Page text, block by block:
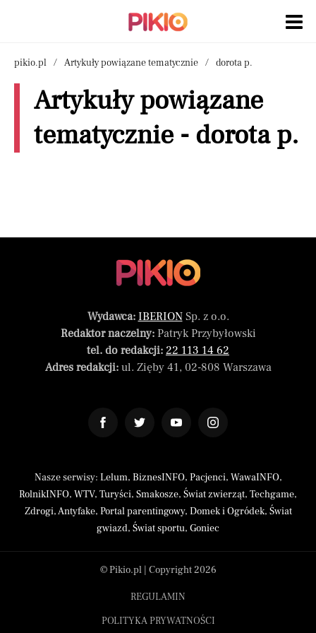
pikio.pl Artykuły powiązane tematycznie dorota p.
Artykuły powiązane
tematycznie - dorota p.
Wydawca: IBERIONSp. z o.o.
Redaktor naczelny:Patryk Przybyłowski
tel. do redakcji: 22 113 14 62
Adres redakcji:ul. Zięby 41, 02-808 Warszawa
Nasze serwisy: Lelum, BiznesINFO, Pacjenci, WawaINFO,
RolnikINFO, WTV, Turyści, Smakosze, Świat zwierząt, Techgame,
Zdrogi,Antyfake, Portal parentingowy, Domek i Ogródek, Świat
gwiazd, Świat sportu, Goniec
© Pikio.pl | Copyright 2026
REGULAMIN
POLITYKA PRYWATNOŚCI